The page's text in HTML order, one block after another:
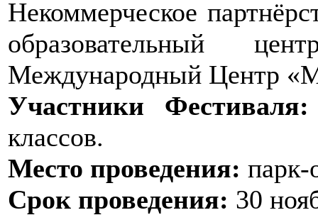
Некоммерческое
образовательный
Международный Центр
Участники Фестиваля:
классов.
Место проведения: парк-
Срок проведения: 30